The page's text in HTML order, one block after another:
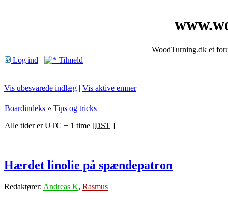
WoodTurning.dk et
Log ind
Tilmeld
Vis ubesvarede indlæg | Vis aktive emner
Boardindeks » Tips og tricks
Alle tider er UTC + 1 time [DST ]
Hærdet linolie på spændepatron
Redaktører: Andreas K, Rasmus